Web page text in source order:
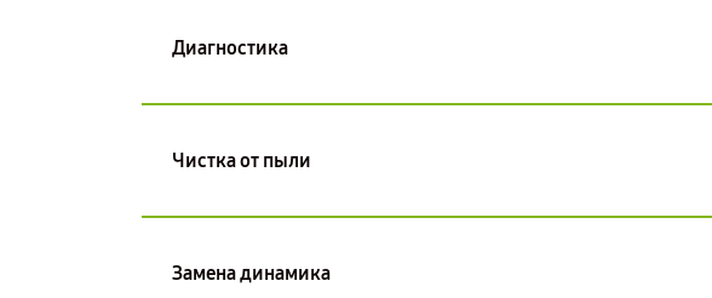
Диагностика
Чистка от пыли
Замена динамика